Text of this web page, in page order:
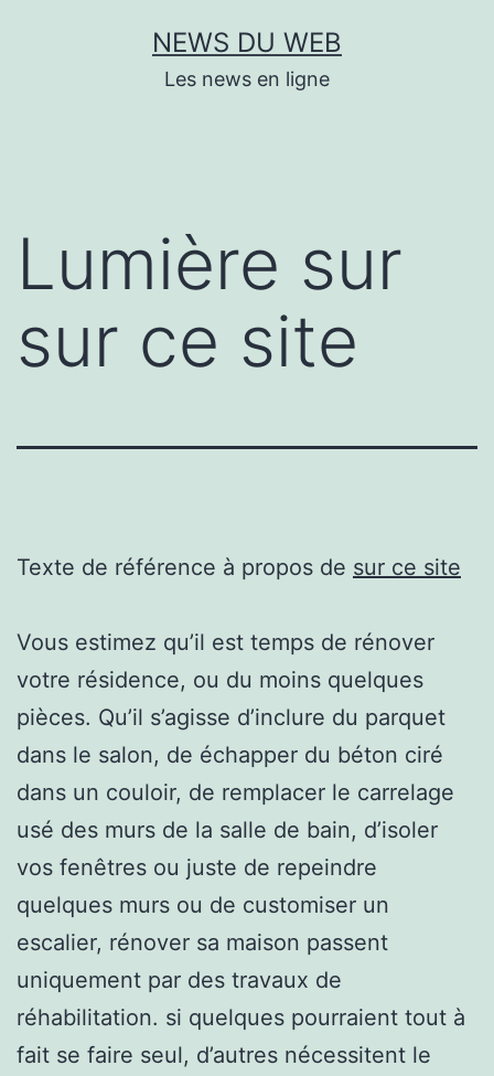
NEWS DU WEB
Les news en ligne
Lumière sur
sur ce site
Texte de référence à propos de sur ce site
Vous estimez qu’il est temps de rénover
votre résidence, ou du moins quelques
pièces. Qu’il s’agisse d’inclure du parquet
dans le salon, de échapper du béton ciré
dans un couloir, de remplacer le carrelage
usé des murs de la salle de bain, d’isoler
vos fenêtres ou juste de repeindre
quelques murs ou de customiser un
escalier, rénover sa maison passent
uniquement par des travaux de
réhabilitation. si quelques pourraient tout à
fait se faire seul, d’autres nécessitent le